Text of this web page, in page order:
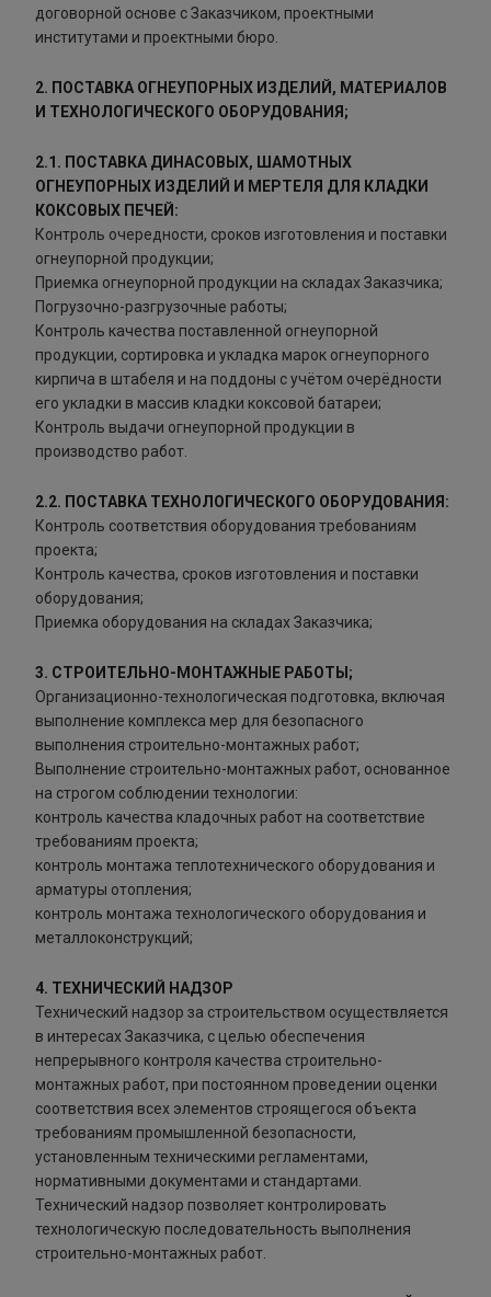
договорной основе с Заказчиком, проектными
институтами и проектными бюро.
2. ПОСТАВКА ОГНЕУПОРНЫХ ИЗДЕЛИЙ, МАТЕРИАЛОВ
И ТЕХНОЛОГИЧЕСКОГО ОБОРУДОВАНИЯ;
2.1. ПОСТАВКА ДИНАСОВЫХ, ШАМОТНЫХ
ОГНЕУПОРНЫХ ИЗДЕЛИЙ И МЕРТЕЛЯ ДЛЯ КЛАДКИ
КОКСОВЫХ ПЕЧЕЙ:
Контроль очередности, сроков изготовления и поставки
огнеупорной продукции;
Приемка огнеупорной продукции на складах Заказчика;
Погрузочно-разгрузочные работы;
Контроль качества поставленной огнеупорной
продукции, сортировка и укладка марок огнеупорного
кирпича в штабеля и на поддоны с учётом очерёдности
его укладки в массив кладки коксовой батареи;
Контроль выдачи огнеупорной продукции в
производство работ.
2.2. ПОСТАВКА ТЕХНОЛОГИЧЕСКОГО ОБОРУДОВАНИЯ:
Контроль соответствия оборудования требованиям
проекта;
Контроль качества, сроков изготовления и поставки
оборудования;
Приемка оборудования на складах Заказчика;
3. СТРОИТЕЛЬНО-МОНТАЖНЫЕ РАБОТЫ;
Организационно-технологическая подготовка, включая
выполнение комплекса мер для безопасного
выполнения строительно-монтажных работ;
Выполнение строительно-монтажных работ, основанное
на строгом соблюдении технологии:
контроль качества кладочных работ на соответствие
требованиям проекта;
контроль монтажа теплотехнического оборудования и
арматуры отопления;
контроль монтажа технологического оборудования и
металлоконструкций;
4. ТЕХНИЧЕСКИЙ НАДЗОР
Технический надзор за строительством осуществляется
в интересах Заказчика, с целью обеспечения
непрерывного контроля качества строительно-
монтажных работ, при постоянном проведении оценки
соответствия всех элементов строящегося объекта
требованиям промышленной безопасности,
установленным техническими регламентами,
нормативными документами и стандартами.
Технический надзор позволяет контролировать
технологическую последовательность выполнения
строительно-монтажных работ.